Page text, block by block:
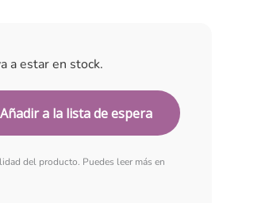
a estar en stock.
del producto. Puedes leer más en